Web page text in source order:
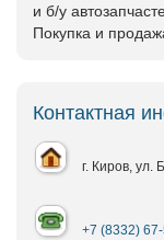
и б/у
Покупка и
Контактная
г. Киров, ул.
+7 (8332)